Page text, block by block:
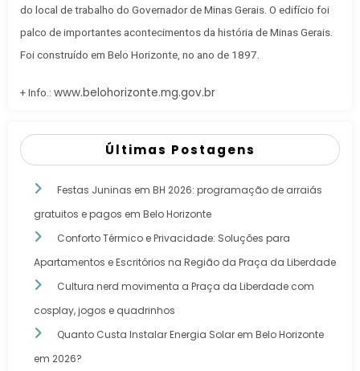
do local de trabalho do Governador de Minas Gerais . O edifício foi
palco de importantes acontecimentos da história de Minas Gerais.
Foi construído em Belo Horizonte, no ano de 1897.
+ Info.: www.belohorizonte.mg.gov.br
Últimas Postagens
Festas Juninas em BH 2026: programação de arraiás
gratuitos e pagos em Belo Horizonte
Conforto Térmico e Privacidade: Soluções para
Apartamentos e Escritórios na Região da Praça da Liberdade
Cultura nerd movimenta a Praça da Liberdade com
cosplay, jogos e quadrinhos
Quanto Custa Instalar Energia Solar em Belo Horizonte
em 2026?